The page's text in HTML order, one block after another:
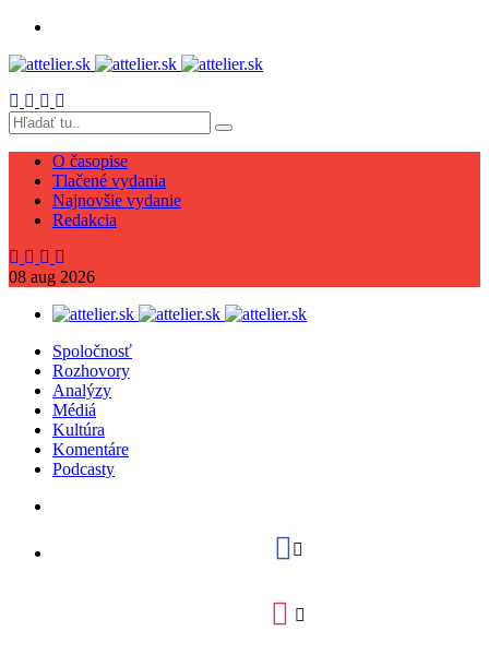
O časopise
Tlačené vydania
Najnovšie vydanie
Redakcia
08 aug 2026
Spoločnosť
Rozhovory
Analýzy
Médiá
Kultúra
Komentáre
Podcasty